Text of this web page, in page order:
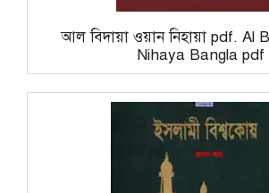
আল বিদায়া ওয়ান নিহায়া pdf. Al
Nihaya Bangla pdf